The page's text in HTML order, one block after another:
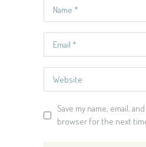
Save my name, email,
browser for the next